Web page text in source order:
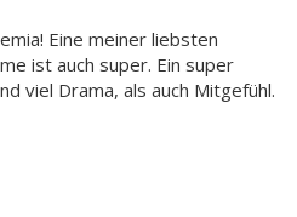
Eine meiner liebsten
ist auch super. Ein super
viel Drama, als auch Mitgefühl.